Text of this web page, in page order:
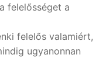
felelősséget a
felelős valamiért,
ugyanonnan